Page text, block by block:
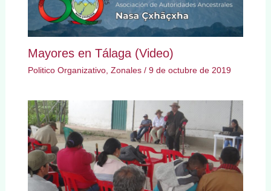
Mayores en Tálaga (Video)
Politico Organizativo, Zonales/ 9 de octubre de 2019